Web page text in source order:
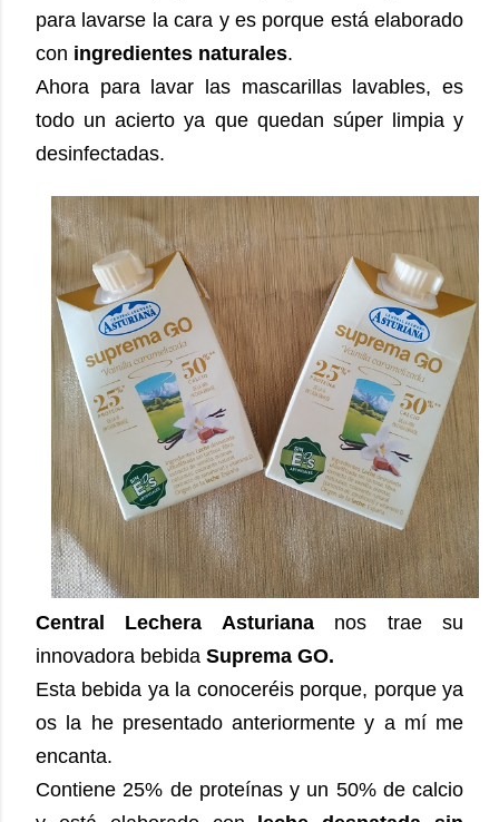
para lavarse la cara y es porque está elaborado
con ingredientes naturales.
Ahora para lavar las mascarillas lavables, es
todo un acierto ya que quedan súper limpia y
desinfectadas.
Central Lechera Asturiananos trae su
innovadora bebida Suprema GO.
Esta bebida ya la conoceréis porque, porque ya
os la he presentado anteriormente y a mí me
encanta.
Contiene 25% de proteínas y un 50% de calcio